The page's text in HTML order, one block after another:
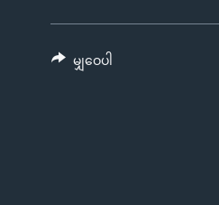
တရုတ်
အစ္စရေး-ပါလက်စတိုင်း
ရပ်ဝန်းတခု လမ်းတခု အလွန်
အင်္ဂလိပ်စာလေ့လာမယ်
မျှဝေပါ